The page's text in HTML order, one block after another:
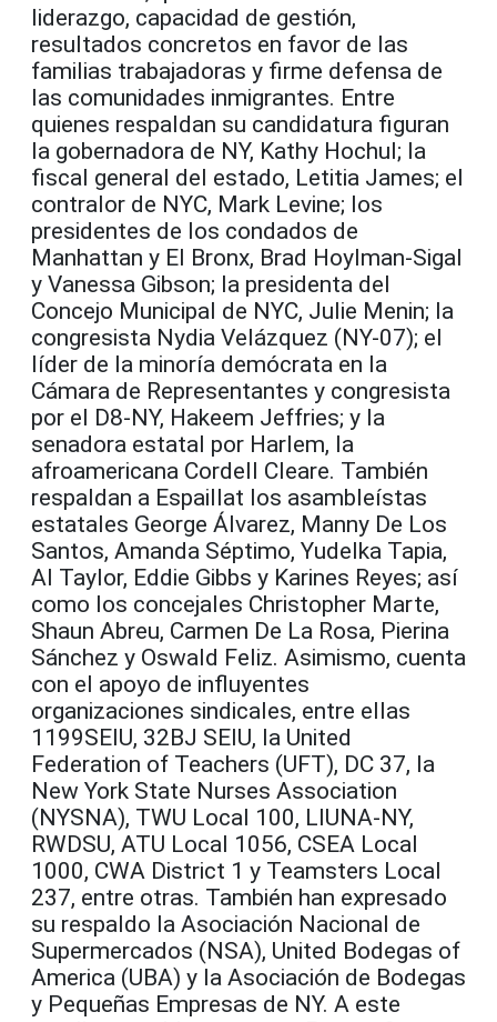
liderazgo, capacidad de gestión,
resultados concretos en favor de las
familias trabajadoras y firme defensa de
las comunidades inmigrantes. Entre
quienes respaldan su candidatura figuran
la gobernadora de NY, Kathy Hochul; la
fiscal general del estado, Letitia James; el
contralor de NYC, Mark Levine; los
presidentes de los condados de
Manhattan y El Bronx, Brad Hoylman-Sigal
y Vanessa Gibson; la presidenta del
Concejo Municipal de NYC, Julie Menin; la
congresista Nydia Velázquez (NY-07); el
líder de la minoría demócrata en la
Cámara de Representantes y congresista
por el D8-NY, Hakeem Jeffries; y la
senadora estatal por Harlem, la
afroamericana Cordell Cleare. También
respaldan a Espaillat los asambleístas
estatales George Álvarez, Manny De Los
Santos, Amanda Séptimo, Yudelka Tapia,
Al Taylor, Eddie Gibbs y Karines Reyes; así
como los concejales Christopher Marte,
Shaun Abreu, Carmen De La Rosa, Pierina
Sánchez y Oswald Feliz. Asimismo, cuenta
con el apoyo de influyentes
organizaciones sindicales, entre ellas
1199SEIU, 32BJ SEIU, la United
Federation of Teachers (UFT), DC 37, la
New York State Nurses Association
(NYSNA), TWU Local 100, LIUNA-NY,
RWDSU, ATU Local 1056, CSEA Local
1000, CWA District 1 y Teamsters Local
237, entre otras. También han expresado
su respaldo la Asociación Nacional de
Supermercados (NSA), United Bodegas of
America (UBA) y la Asociación de Bodegas
y Pequeñas Empresas de NY. A este